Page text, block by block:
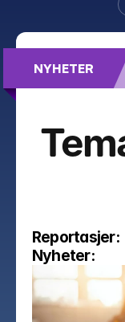
NYHETER
Feiret 55-års
Reportasjer:
Nyheter: